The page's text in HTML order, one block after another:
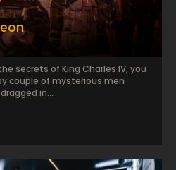
secrets of King Charles IV, you
couple of mysterious men
in...